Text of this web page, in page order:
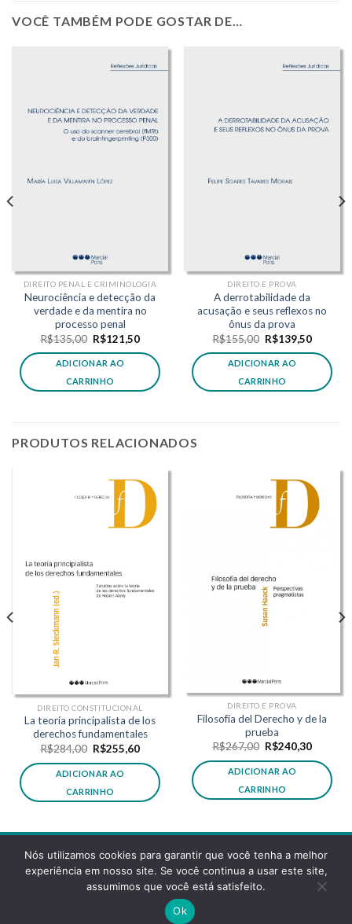
VOCÊ TAMBÉM PODE GOSTAR DE…
DIREITO PENAL E CRIMINOLOGIA
Neurociência e detecção da
verdade e da mentira no
processo penal
R$135,00 O
preço
original
era:
R$135,00.
R$121,50O
atual
R$121,50.
ADICIONAR AO
CARRINHO
DIREITO E PROVA
A derrotabilidade da
acusação e seus reflexos no
ônus da prova
R$155,00 O
preço
original
era:
R$155,00.
R$139,50O
atual
ADICIONAR AO
CARRINHO
PRODUTOS RELACIONADOS
DIREITO CONSTITUCIONAL
La teoría principalista de los
derechos fundamentales
R$284,00 O
original
era:
R$284,00.
R$255,60O
atual
R$255,60.
ADICIONAR AO
CARRINHO
DIREITO E PROVA
Filosofía del Derecho y de la
prueba
R$267,00 O
original
era:
R$267,00.
R$240,30O
atual
ADICIONAR AO
CARRINHO
POLÍTICA DE PRIVACIDADE FAQS
Desenvolvido pela reticências
Nós utilizamos cookies para garantir que você tenha a melhor
experiência em nosso site. Se você continua a usar este site,
assumimos que você está satisfeito.
Ok